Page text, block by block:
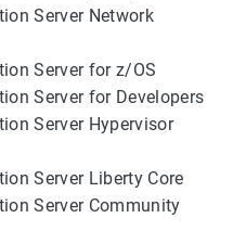
Server Network
Server for z/OS
Server for Developers
Server Hypervisor
Server Liberty Core
Server Community